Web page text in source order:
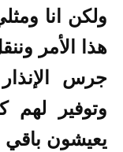
ولكن انا
هذا الأمر
جرس
وتوفير لهم
يعيشون